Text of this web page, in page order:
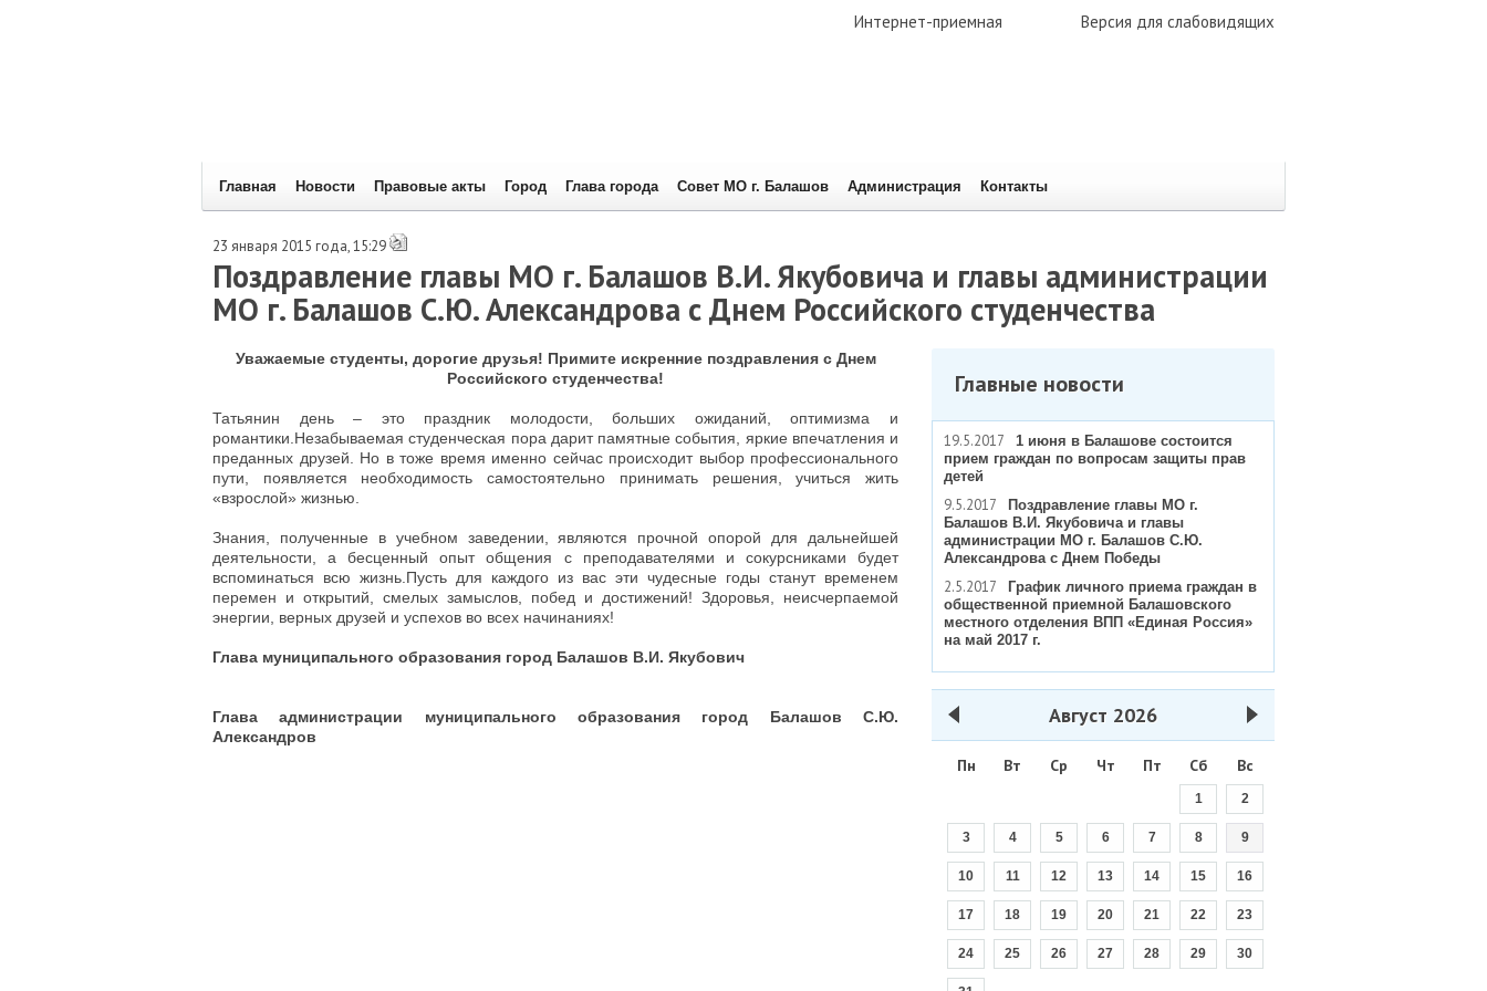
Интернет-приемная Версия для слабовидящих
Главная Новости Правовые акты Город Глава города Совет МО г. Балашов Администрация Контакты
23 января 2015 года, 15:29
Поздравление главы МО г. Балашов В.И. Якубовича и главы администрации
МО г. Балашов С.Ю. Александрова с Днем Российского студенчества
Уважаемые студенты, дорогие друзья! Примите искренние поздравления с Днем
Российского студенчества!
Татьянин день – это праздник молодости, больших ожиданий, оптимизма и
романтики.Незабываемая студенческая пора дарит памятные события, яркие впечатления и
преданных друзей. Но в тоже время именно сейчас происходит выбор профессионального
пути, появляется необходимость самостоятельно принимать решения, учиться жить
«взрослой» жизнью.
Знания, полученные в учебном заведении, являются прочной опорой для дальнейшей
деятельности, а бесценный опыт общения с преподавателями и сокурсниками будет
вспоминаться всю жизнь.Пусть для каждого из вас эти чудесные годы станут временем
перемен и открытий, смелых замыслов, побед и достижений! Здоровья, неисчерпаемой
энергии, верных друзей и успехов во всех начинаниях!
Глава муниципального образования город Балашов В.И. Якубович
Глава администрации муниципального образования город Балашов С.Ю.
Александров
Главные новости
19.5.2017
1 июня в Балашове состоится
прием граждан по вопросам защиты прав
детей
9.5.2017
Поздравление главы МО г.
Балашов В.И. Якубовича и главы
администрации МО г. Балашов С.Ю.
Александрова с Днем Победы
2.5.2017
График личного приема граждан в
общественной приемной Балашовского
местного отделения ВПП «Единая Россия»
на май 2017 г.
Август 2026
Пн Вт Ср Чт Пт Сб Вс
1 2
3 4 5 6 7 8 9
10 11 12 13 14 15 16
17 18 19 20 21 22 23
24 25 26 27 28 29 30